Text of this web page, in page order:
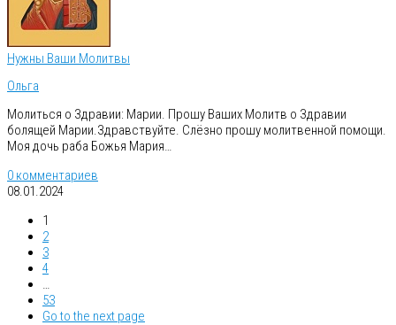
Нужны Ваши Молитвы
Ольга
Молиться о Здравии: Марии. Прошу Ваших Молитв о Здравии
болящей Марии.Здравствуйте. Слёзно прошу молитвенной помощи.
Моя дочь раба Божья Мария…
0 комментариев
08.01.2024
1
2
3
4
…
53
Go to the next page